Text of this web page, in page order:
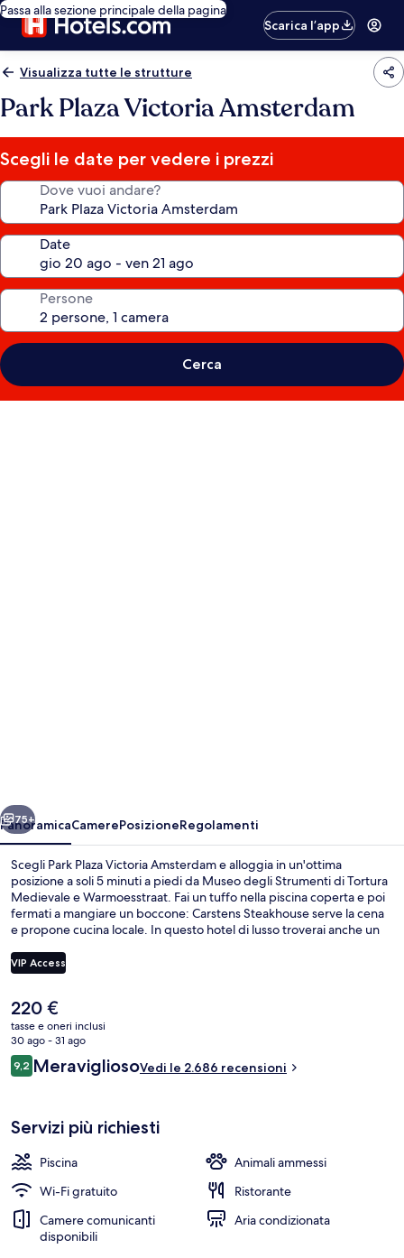
Passa alla sezione principale della pagina
Scarica l’app
Visualizza tutte le strutture
Park Plaza Victoria Amsterdam
Scegli le date per vedere i prezzi
Dove vuoi andare?
Date
Persone
Cerca
Avanti
75+
PanoramicaCamerePosizioneRegolamenti
Scegli Park Plaza Victoria Amsterdam e alloggia in un'ottima
posizione a soli 5 minuti a piedi da Museo degli Strumenti di Tortura
Medievale e Warmoesstraat. Fai un tuffo nella piscina coperta e poi
fermati a mangiare un boccone: Carstens Steakhouse serve la cena
e propone cucina locale. In questo hotel di lusso troverai anche un
posizione centrale della struttura per le attrazioni nei dintorni e la
vicinanza ai mezzi pubblici: Stazione centrale di Amsterdam è a
piedi.
VIP Access
Il
prezzo
attuale
è
220 €
220 €
tasse e oneri inclusi
30 ago - 31 ago
Recensioni
9,29,2 su 10
MeravigliosoVedi le 2.686 recensioni
Servizi più richiesti
Piscina
Animali ammessi
Wi-Fi gratuito
Ristorante
Camere comunicanti
disponibili
Aria condizionata